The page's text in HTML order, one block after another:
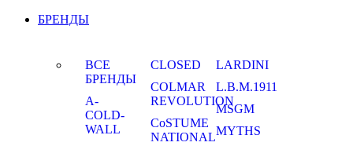
БРЕНДЫ
ВСЕ
БРЕНДЫ
A-
COLD-
WALL
CLOSED
COLMAR
REVOLUTION
CoSTUME
NATIONAL
LARDINI
L.B.M.1911
MSGM
MYTHS